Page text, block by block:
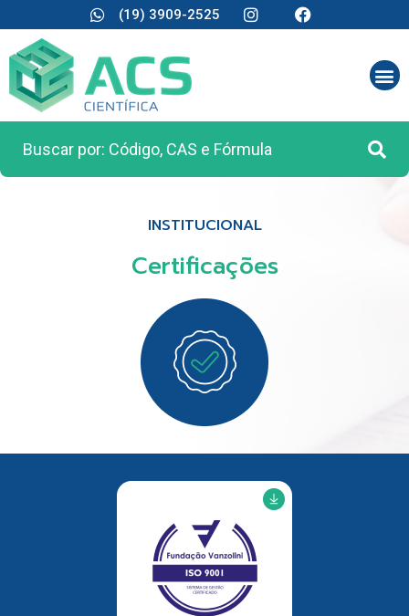
(19) 3909-2525
INSTITUCIONAL
Certificações